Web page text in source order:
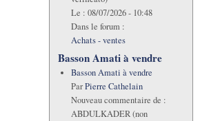
Le : 08/07/2026 - 10:48
Dans le forum :
Achats - ventes
Basson Amati à vendre
Basson Amati à vendre
ParPierre Cathelain
Nouveau commentaire de :
ABDULKADER (non